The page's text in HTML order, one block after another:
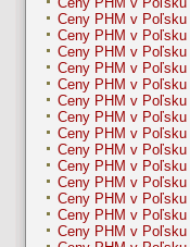
Ceny PHM v Poľsku
Ceny PHM v Poľsku
Ceny PHM v Poľsku
Ceny PHM v Poľsku
Ceny PHM v Poľsku
Ceny PHM v Poľsku
Ceny PHM v Poľsku
Ceny PHM v Poľsku
Ceny PHM v Poľsku
Ceny PHM v Poľsku
Ceny PHM v Poľsku
Ceny PHM v Poľsku
Ceny PHM v Poľsku
Ceny PHM v Poľsku